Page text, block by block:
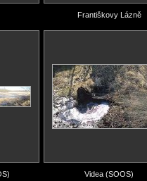
Františkovy Lázně
Videa (SOOS)